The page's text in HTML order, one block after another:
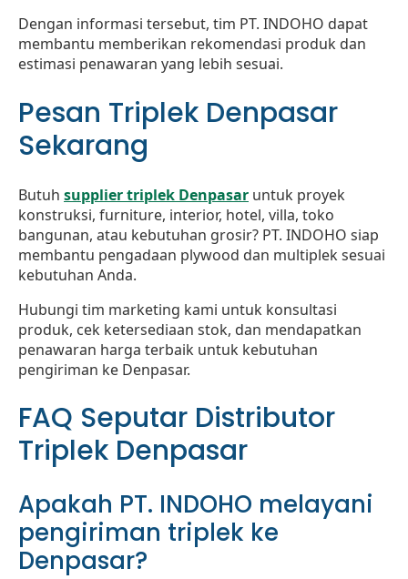
Dengan informasi tersebut, tim PT. INDOHO dapat
membantu memberikan rekomendasi produk dan
estimasi penawaran yang lebih sesuai.
Pesan Triplek Denpasar
Sekarang
Butuh supplier triplek Denpasar untuk proyek
konstruksi, furniture, interior, hotel, villa, toko
bangunan, atau kebutuhan grosir? PT. INDOHO siap
membantu pengadaan plywood dan multiplek sesuai
kebutuhan Anda.
Hubungi tim marketing kami untuk konsultasi
produk, cek ketersediaan stok, dan mendapatkan
penawaran harga terbaik untuk kebutuhan
pengiriman ke Denpasar.
FAQ Seputar Distributor
Triplek Denpasar
Apakah PT. INDOHO melayani
pengiriman triplek ke
Denpasar?